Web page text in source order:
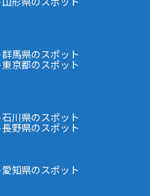
群馬県のスポット
東京都のスポット
石川県のスポット
長野県のスポット
愛知県のスポット